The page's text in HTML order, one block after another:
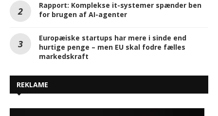
Rapport: Komplekse it-systemer spænder ben
for brugen af AI-agenter
Europæiske startups har mere i sinde end
hurtige penge – men EU skal fodre fælles
markedskraft
REKLAME